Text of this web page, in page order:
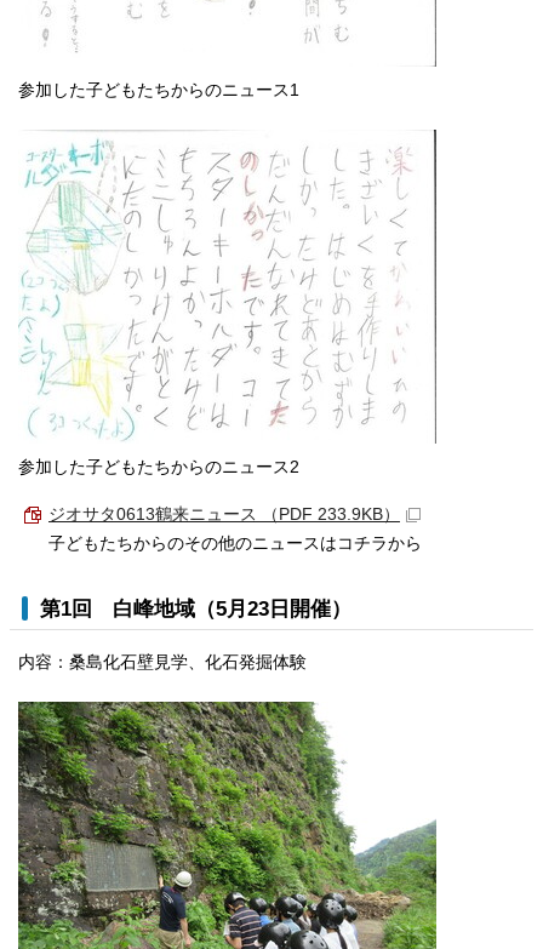
参加した子どもたちからのニュース1
参加した子どもたちからのニュース2
ジオサタ0613鶴来ニュース （PDF 233.9KB）
子どもたちからのその他のニュースはコチラから
第1回 白峰地域（5月23日開催）
内容：桑島化石壁見学、化石発掘体験